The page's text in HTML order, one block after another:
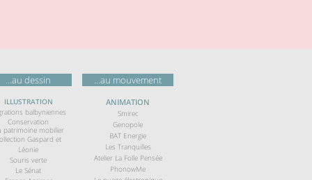
…au dessin
ILLUSTRATION
balbyniennes
Conservation
patrimoine mobilier
Gaspard et
Léonie
Souris verte
Le Sénat
…au mouvement
ANIMATION
Smirec
Genopole
BAT Energie
Les Tranquilles
Atelier La Folle Pensée
PhonowMe